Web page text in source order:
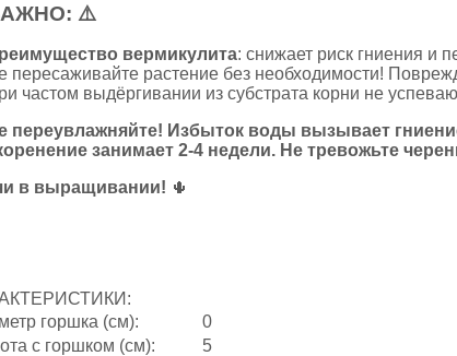
⚠️
вермикулита: снижает риск гниения и
растение без необходимости!
частом выдёргивании из субстрата корни не
переувлажняйте! Избыток воды вызывает
занимает 2-4 недели. Не тревожьте
в выращивании! 🌵
горшка (см):
0
с горшком (см):
5